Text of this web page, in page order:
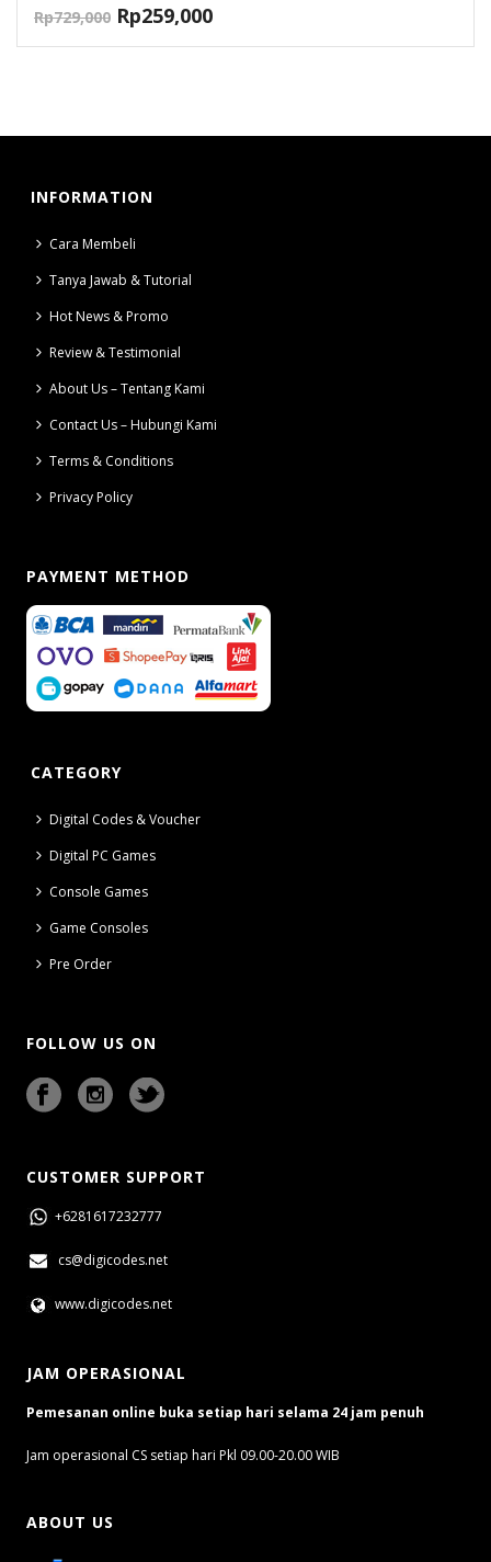
Rp729,000 Rp259,000
INFORMATION
Cara Membeli
Tanya Jawab & Tutorial
Hot News & Promo
Review & Testimonial
About Us – Tentang Kami
Contact Us – Hubungi Kami
Terms & Conditions
Privacy Policy
PAYMENT METHOD
CATEGORY
Digital Codes & Voucher
Digital PC Games
Console Games
Game Consoles
Pre Order
FOLLOW US ON
CUSTOMER SUPPORT
+6281617232777
cs@digicodes.net
www.digicodes.net
JAM OPERASIONAL
Pemesanan online buka setiap hari selama 24 jam penuh
Jam operasional CS setiap hari Pkl 09.00-20.00 WIB
ABOUT US